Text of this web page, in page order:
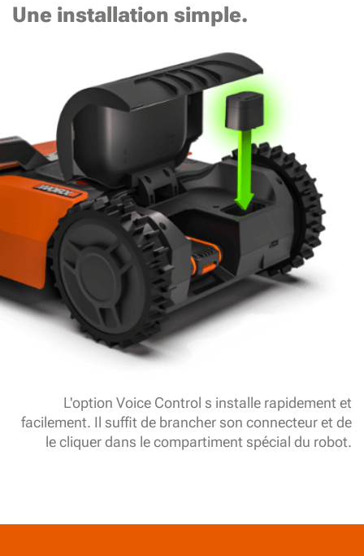
Une installation simple.
L'option Voice Control s installe rapidement et
facilement. Il suffit de brancher son connecteur et de
le cliquer dans le compartiment spécial du robot.